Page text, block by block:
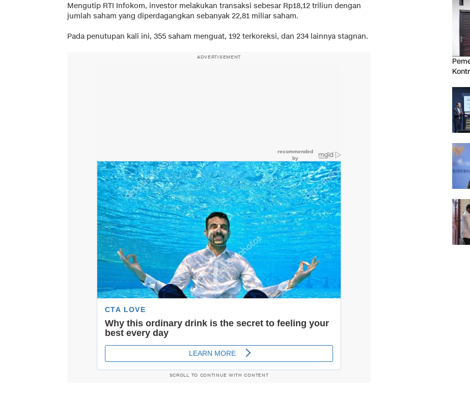
Mengutip RTI Infokom, investor melakukan transaksi sebesar Rp18,12 triliun dengan
jumlah saham yang diperdagangkan sebanyak 22,81 miliar saham.
Pada penutupan kali ini, 355 saham menguat, 192 terkoreksi, dan 234 lainnya stagnan.
ADVERTISEMENT
SCROLL TO CONTINUE WITH CONTENT